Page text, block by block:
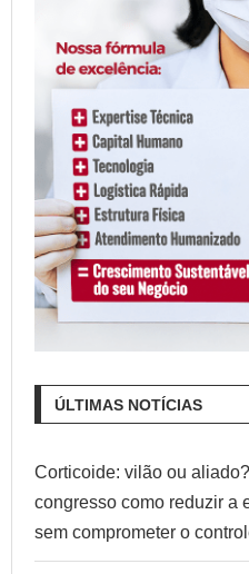
ÚLTIMAS NOTÍCIAS
Corticoide: vilão ou
congresso como reduzir a
sem comprometer o